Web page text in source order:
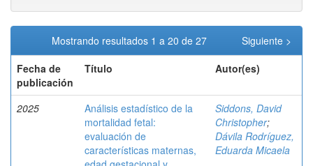
Mostrando resultados 1 a 20 de 27
Siguiente >
Fecha de
publicación
Título Autor(es)
2025
Análisis estadístico de la
mortalidad fetal:
evaluación de
características maternas,
Siddons, David
Christopher;
Dávila Rodríguez,
Eduarda Micaela